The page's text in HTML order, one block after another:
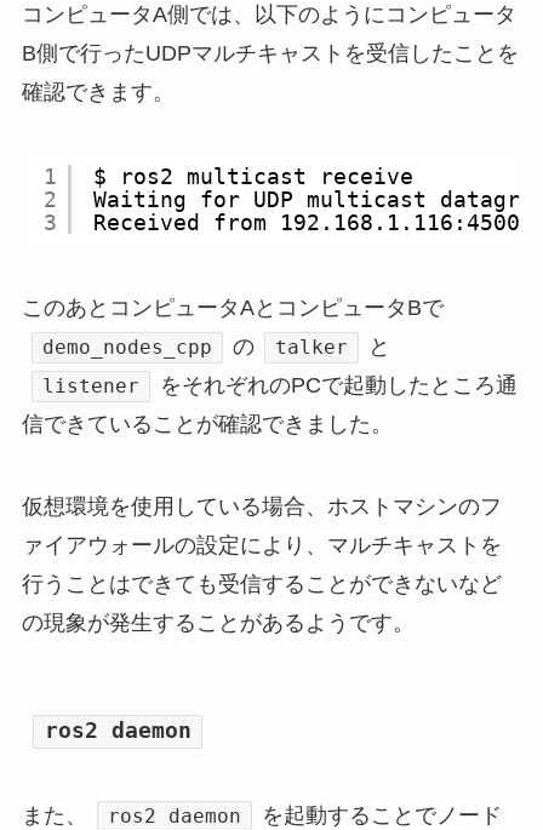
コンピュータA側では、以下のようにコンピュータ
B側で行ったUDPマルチキャストを受信したことを
確認できます。
1
2
3
$ ros2 multicast receive
Waiting for UDP multicast
Received from
このあとコンピュータAとコンピュータBで
demo_nodes_cpp の talker と
listener
をそれぞれのPCで起動したところ通
信できていることが確認できました。
仮想環境を使用している場合、ホストマシンのフ
ァイアウォールの設定により、マルチキャストを
行うことはできても受信することができないなど
の現象が発生することがあるようです。
ros2 daemon
また、 ros2 daemon
を起動することでノード